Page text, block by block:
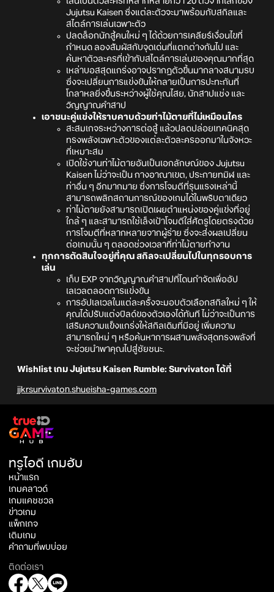
Jujutsu Kaisen ซึ่งแต่ละตัวจะมาพร้อมกับสกิลและ
สไตล์การเล่นเฉพาะตัว
ปลดล็อกนักสู้คนใหม่ ๆ ได้ด้วยการเคลียร์เงื่อนไขที่
กำหนด ลองสัมผัสกับจุดเด่นที่แตกต่างกันไป และ
ค้นหาตัวละครที่เข้ากับสไตล์การเล่นของคุณมากที่สุด
เหล่าบอสสุดแกร่งอาจปรากฏตัวขึ้นมากลางสนามรบ
ซึ่งจะเปลี่ยนการแข่งขันให้กลายเป็นการปะทะกันที่
โกลาหลยิ่งขึ้นระหว่างผู้ใช้คุณไสย, นักสาปแช่ง และ
วิญญาณคำสาป
เอาชนะคู่แข่งให้ราบคาบด้วยท่าไม้ตายที่ไม่เหมือนใคร
สะสมเกจระหว่างการต่อสู้ แล้วปลดปล่อยเทคนิคสุด
ทรงพลังเฉพาะตัวของแต่ละตัวละครออกมาในจังหวะ
ที่เหมาะสม
เปิดใช้งานท่าไม้ตายอันเป็นเอกลักษณ์ของ Jujutsu
Kaisen ไม่ว่าจะเป็น กางอาณาเขต, ประกายทมิฬ และ
ท่าอื่น ๆ อีกมากมาย ซึ่งการโจมตีที่รุนแรงเหล่านี้
สามารถพลิกสถานการณ์ของเกมได้ในพริบตาเดียว
ท่าไม้ตายยังสามารถเปิดเผยตำแหน่งของคู่แข่งที่อยู่
ใกล้ ๆ และสามารถใช้เล็งเป้าโจมตีใส่ศัตรูโดยตรงด้วย
การโจมตีที่หลากหลายจากผู้ร่าย ซึ่งจะส่งผลเปลี่ยน
ต่อเกมนั้น ๆ ตลอดช่วงเวลาที่ท่าไม้ตายทำงาน
ทุกการตัดสินใจอยู่ที่คุณ สกิลจะเปลี่ยนไปในทุกรอบการ
เล่น
เก็บ EXP จากวิญญาณคำสาปที่โดนกำจัดเพื่ออัป
เลเวลตลอดการแข่งขัน
การอัปเลเวลในแต่ละครั้งจะมอบตัวเลือกสกิลใหม่ ๆ ให้
คุณได้ปรับแต่งบิลด์ของตัวเองได้ทันที ไม่ว่าจะเป็นการ
เสริมความแข็งแกร่งให้สกิลเดิมที่มีอยู่ เพิ่มความ
สามารถใหม่ ๆ หรือค้นหาการผสานพลังสุดทรงพลังที่
จะช่วยนำพาคุณไปสู่ชัยชนะ.
Wishlist เกม Jujutsu Kaisen Rumble: Survivaton ได้ที่
jjkrsurvivaton.shueisha-games.com
ทรูไอดี เกมฮับ
หน้าแรก
เกมคลาวด์
เกมแคชชวล
ข่าวเกม
แพ็กเกจ
เติมเกม
คำถามที่พบบ่อย
ติดต่อเรา